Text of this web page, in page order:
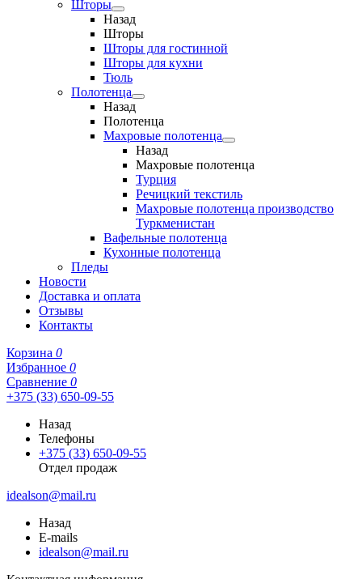
Шторы
Назад
Шторы
Шторы для гостинной
Шторы для кухни
Тюль
Полотенца
Назад
Полотенца
Махровые полотенца
Назад
Махровые полотенца
Турция
Речицкий текстиль
Махровые полотенца производство
Туркменистан
Вафельные полотенца
Кухонные полотенца
Пледы
Новости
Доставка и оплата
Отзывы
Контакты
Корзина 0
Избранное 0
Сравнение 0
+375 (33) 650-09-55
Назад
Телефоны
+375 (33) 650-09-55
Отдел продаж
idealson@mail.ru
Назад
E-mails
idealson@mail.ru